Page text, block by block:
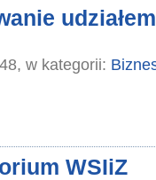
w kategorii:
WSIiZ